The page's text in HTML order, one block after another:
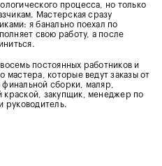
процесса, но только
Мастерская сразу
я банально поехал по
свою работу, а после
постоянных работников и
мастера, которые ведут заказы от
финальной сборки, маляр,
краской, закупщик, менеджер по
руководитель.